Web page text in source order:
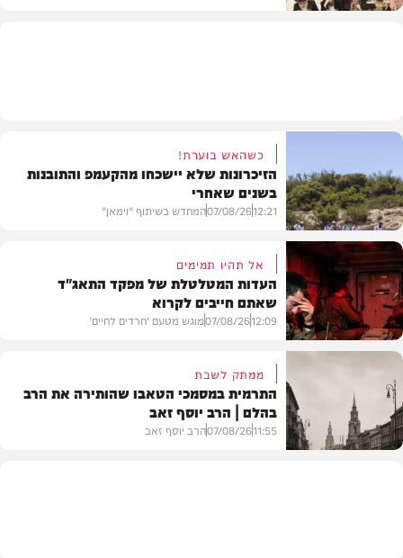
וידאו
כשהאש בוערת!
הזיכרונות שלא יישכחו מהקעמפ והתובנות
בשנים שאחרי
12:21
07/08/26המחדש בשיתוף "וימאן"
דעות
אל תהיו תמימים
העדות המטלטלת של מפקד התאג"ד
שאתם חייבים לקרוא
12:09
07/08/26מוגש מטעם 'חרדים לחיים'
ממתק לשבת
התרמית במסמכי הטאבו שהותירה את הרב
בהלם | הרב יוסף זאב
11:55
07/08/26הרב יוסף זאב